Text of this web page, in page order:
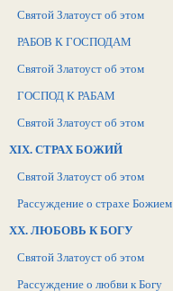
Святой Златоуст об этом
РАБОВ К ГОСПОДАМ
Святой Златоуст об этом
ГОСПОД К РАБАМ
Святой Златоуст об этом
XIX. СТРАХ БОЖИЙ
Святой Златоуст об этом
Рассуждение о страхе Божием
XX. ЛЮБОВЬ К БОГУ
Святой Златоуст об этом
Рассуждение о любви к Богу